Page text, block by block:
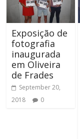
Exposição de
fotografia
inaugurada
em Oliveira
de Frades
September 20,
2018
0